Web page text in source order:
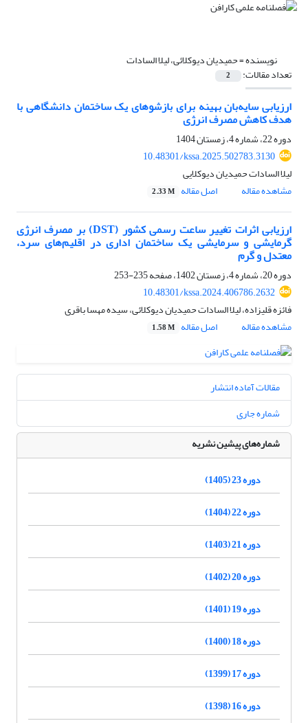
نویسنده =حمیدیان دیوکلائی، لیلا السادات
تعداد مقالات: 2
ارزیابی سایه‌بان بهینه برای بازشوهای یک ساختمان دانشگاهی با
هدف کاهش مصرف انرژی
دوره 22، شماره 4، زمستان 1404
10.48301/kssa.2025.502783.3130
لیلا السادات حمیدیان دیوکلایی
مشاهده مقاله
اصل مقاله 2.33 M
ارزیابی اثرات تغییر ساعت رسمی کشور (DST) بر مصرف انرژی
گرمایشی و سرمایشی یک ساختمان اداری در اقلیم‌های سرد،
معتدل و گرم
دوره 20، شماره 4، زمستان 1402، صفحه
235-253
10.48301/kssa.2024.406786.2632
فائزه قلیزاده، لیلا السادات حمیدیان دیوکلائی، سیده مهسا باقری
مشاهده مقاله
اصل مقاله 1.58 M
مقالات آماده انتشار
شماره جاری
شماره‌های پیشین نشریه
دوره 23 (1405)
دوره 22 (1404)
دوره 21 (1403)
دوره 20 (1402)
دوره 19 (1401)
دوره 18 (1400)
دوره 17 (1399)
دوره 16 (1398)